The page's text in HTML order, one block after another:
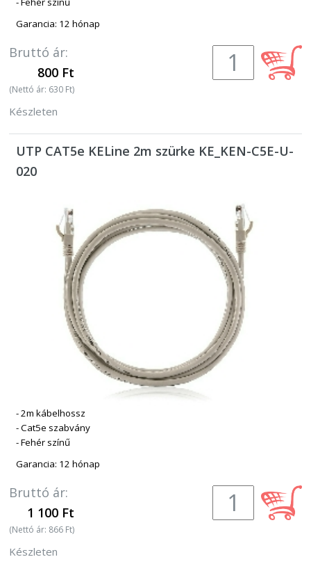
Garancia: 12 hónap
Bruttó ár:
800 Ft
(Nettó ár: 630 Ft)
Készleten
UTP CAT5e KELine 2m szürke KE_KEN-C5E-U-
020
- 2m kábelhossz
- Cat5e szabvány
- Fehér színű
Garancia: 12 hónap
Bruttó ár:
1 100 Ft
(Nettó ár: 866 Ft)
Készleten